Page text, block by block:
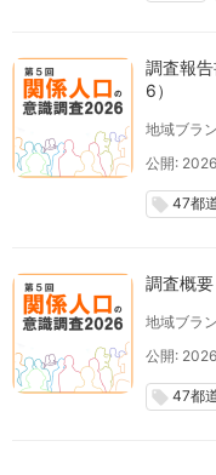
調査報
6）
地域ブラ
公開:
local_offer 47都
調査概
地域ブラ
公開:
local_offer 47都